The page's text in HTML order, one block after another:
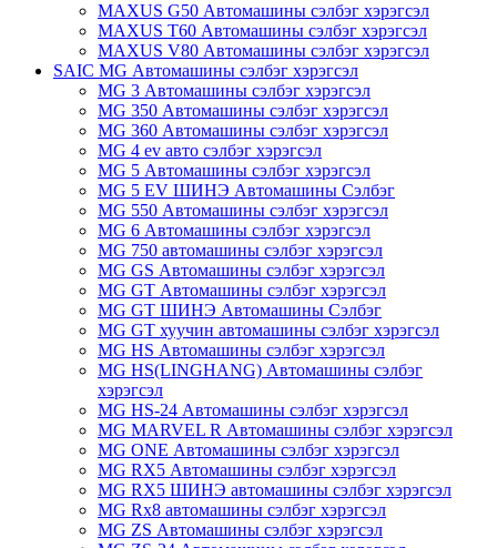
MAXUS G50 Автомашины сэлбэг хэрэгсэл
MAXUS T60 Автомашины сэлбэг хэрэгсэл
MAXUS V80 Автомашины сэлбэг хэрэгсэл
SAIC MG Автомашины сэлбэг хэрэгсэл
MG 3 Автомашины сэлбэг хэрэгсэл
MG 350 Автомашины сэлбэг хэрэгсэл
MG 360 Автомашины сэлбэг хэрэгсэл
MG 4 ev авто сэлбэг хэрэгсэл
MG 5 Автомашины сэлбэг хэрэгсэл
MG 5 EV ШИНЭ Автомашины Сэлбэг
MG 550 Автомашины сэлбэг хэрэгсэл
MG 6 Автомашины сэлбэг хэрэгсэл
MG 750 автомашины сэлбэг хэрэгсэл
MG GS Автомашины сэлбэг хэрэгсэл
MG GT Автомашины сэлбэг хэрэгсэл
MG GT ШИНЭ Автомашины Сэлбэг
MG GT хуучин автомашины сэлбэг хэрэгсэл
MG HS Автомашины сэлбэг хэрэгсэл
MG HS(LINGHANG) Автомашины сэлбэг
хэрэгсэл
MG HS-24 Автомашины сэлбэг хэрэгсэл
MG MARVEL R Автомашины сэлбэг хэрэгсэл
MG ONE Автомашины сэлбэг хэрэгсэл
MG RX5 Автомашины сэлбэг хэрэгсэл
MG RX5 ШИНЭ автомашины сэлбэг хэрэгсэл
MG Rx8 автомашины сэлбэг хэрэгсэл
MG ZS Автомашины сэлбэг хэрэгсэл